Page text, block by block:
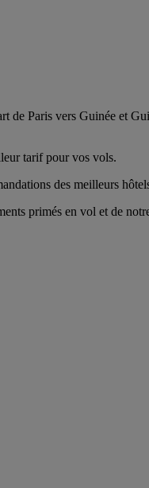
de Paris vers Guinée et
tarif pour vos vols.
des meilleurs
primés en vol et de